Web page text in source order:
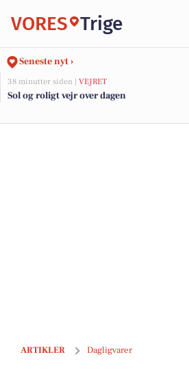
VORES Trige
Seneste nyt ›
38 minutter siden | VEJRET
Sol og roligt vejr over dagen
ARTIKLER Dagligvarer
Næste uges tilbud på dagligvarer